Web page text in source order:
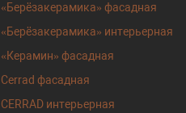
«Берёзакерамика» фасадная
«Берёзакерамика» интерьерная
«Керамин» фасадная
Cerrad фасадная
CERRAD интерьерная